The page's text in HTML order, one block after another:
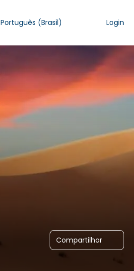
Português (Brasil) Login
Compartilhar